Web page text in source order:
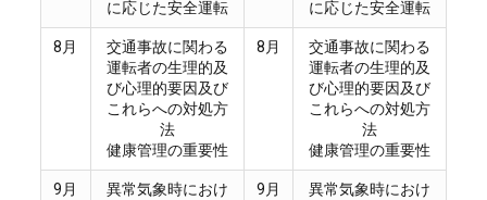
に応じた安全運転 に応じた安全運転
8月
交通事故に関わる
運転者の生理的及
び心理的要因及び
これらへの対処方
法
健康管理の重要性
8月
交通事故に関わる
運転者の生理的及
び心理的要因及び
これらへの対処方
法
健康管理の重要性
9月
異常気象時におけ
9月
異常気象時におけ